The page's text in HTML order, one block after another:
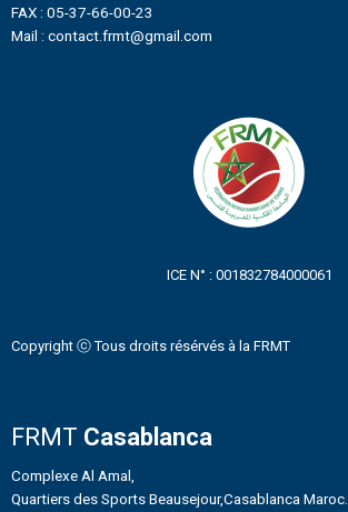
FAX : 05-37-66-00-23
Mail : contact.frmt@gmail.com
ICE N° : 001832784000061
Copyright ⓒ Tous droits résérvés à la FRMT
FRMT Casablanca
Complexe Al Amal,
Quartiers des Sports Beausejour,Casablanca Maroc.